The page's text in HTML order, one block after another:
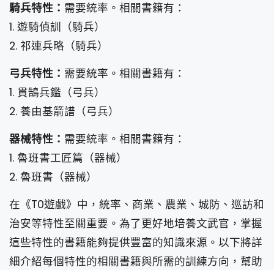
騎兵特性： 需要統率。相關書籍有：
1. 遊騎偵訓（騎兵）
2. 祁連兵略（騎兵）
弓兵特性： 需要統率。相關書籍有：
1. 貫鵠兵鑑（弓兵）
2. 養由基箭譜（弓兵）
器械特性： 需要統率。相關書籍有：
1. 魯班書工匠篇（器械）
2. 魯班書（器械）
在《T0遊戲》中，統率、商業、農業、城防、巡訪和
治安等特性至關重要。為了更好地培養文武官，掌握
這些特性的書籍能夠提供豐富的知識來源。以下將詳
細介紹每個特性的相關書籍與所需的訓練方向，幫助